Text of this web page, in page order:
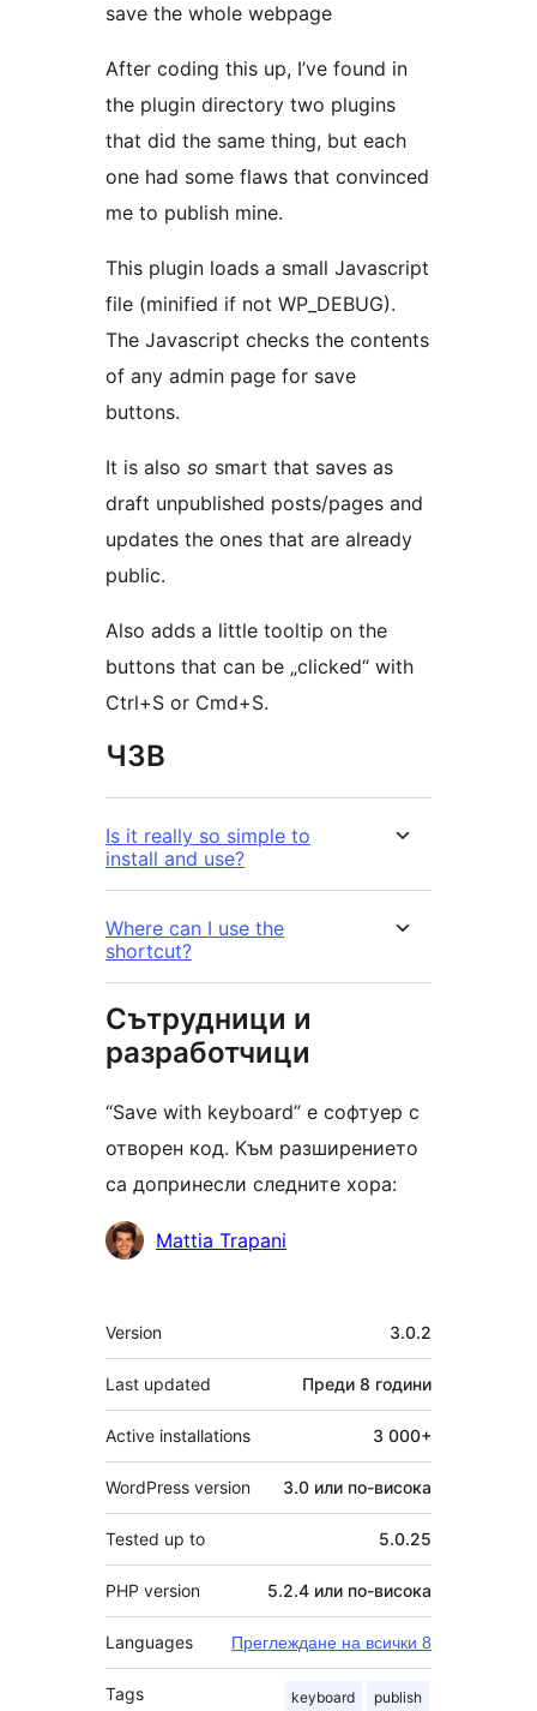
save the whole webpage
After coding this up, I’ve found in
the plugin directory two plugins
that did the same thing, but each
one had some flaws that convinced
me to publish mine.
This plugin loads a small Javascript
file (minified if not WP_DEBUG).
The Javascript checks the contents
of any admin page for save
buttons.
It is also so smart that saves as
draft unpublished posts/pages and
updates the ones that are already
public.
Also adds a little tooltip on the
buttons that can be „clicked“ with
Ctrl+S or Cmd+S.
ЧЗВ
Is it really so simple to
install and use?
Where can I use the
shortcut?
Сътрудници и
разработчици
“Save with keyboard” е софтуер с
отворен код. Към разширението
са допринесли следните хора:
Сътрудници
Mattia Trapani
Мета
Version 3.0.2
Last updated Преди 8 години
Active installations 3 000+
WordPress version 3.0 или по-висока
Tested up to 5.0.25
PHP version 5.2.4 или по-висока
Languages Преглеждане на всички 8
Tags keyboard publish